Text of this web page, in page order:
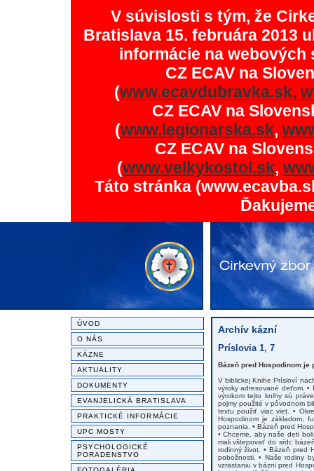
V súvislosti s tým, že
Bratislava 15. februára 2013
informácie na
CZ ECAV na
(www.ecavdubravka.sk,
CZ ECAV na
(www.legionarska.sk,
CZ ECAV na
(www.velkykostol.sk,
Táto stránka
ÚVOD
O NÁS
KÁZNE
AKTUALITY
DOKUMENTY
EVANJELICKÁ BRATISLAVA
PRAKTICKÉ INFORMÁCIE
UPC MOSTY
PSYCHOLOGICKÉ
PORADENSTVO
Archív kázní
Príslovia 1, 7
Bázeň pred Hospodinom
V biblickej Knihe Prísloví
výroky adresované deťom.
výrokom tejto knihy sú
pojmy použité v pôvodnom
textu použiť viac viet. •
Hospodinom je základom,
poznania. • Bázeň pred
• Chceme, aby naše deti
mali vštepovať do sŕdc
rodinný život. • Bázeň pred
pobožnosti. • Naše rodiny
vzrastaniu v bázni pred